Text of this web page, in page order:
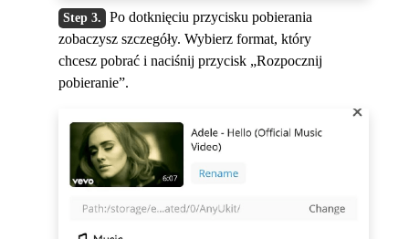
Po dotknięciu przycisku pobierania
zobaczysz szczegóły. Wybierz format, który
chcesz pobrać i naciśnij przycisk „Rozpocznij
pobieranie”.